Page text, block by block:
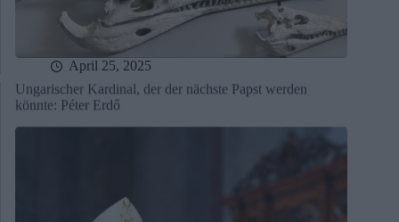
April 25, 2025
Ungarischer Kardinal, der der nächste Papst werden
könnte: Péter Erdő